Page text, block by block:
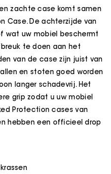
zachte case komt samen
Case. De achterzijde van
wat uw mobiel beschermt
te doen aan het
van de case zijn juist van
en stoten goed worden
langer schadevrij. Het
grip zodat u uw mobiel
Protection cases van
hebben een officieel drop